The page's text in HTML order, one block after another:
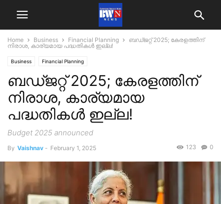
Home Business Financial Planning
ബഡ്ജറ്റ് 2025; കേരളത്തിന്
നിരാശ, കാര്യമായ പദ്ധതികൾ ഇല്ല!
Business Financial Planning
ബഡ്ജറ്റ് 2025; കേരളത്തിന്
നിരാശ, കാര്യമായ
പദ്ധതികൾ ഇല്ല!
Budget 2025 announced
By Vaishnav - February 1, 2025 0
123